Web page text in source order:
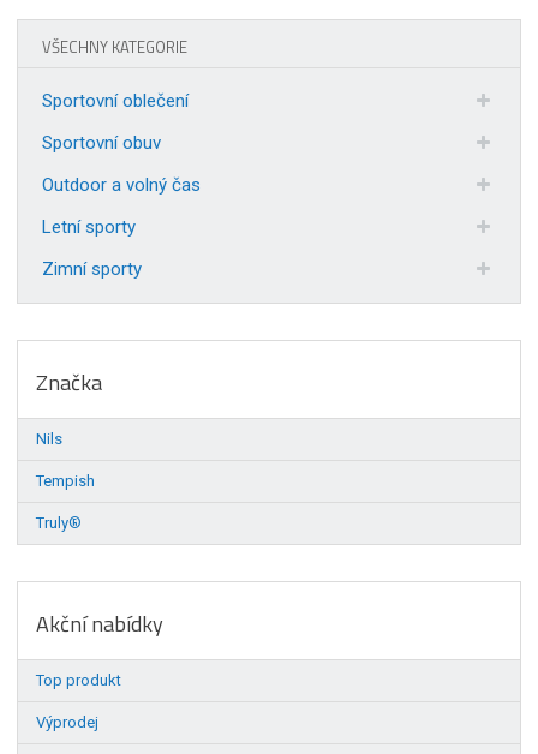
VŠECHNY KATEGORIE
Sportovní oblečení
Sportovní obuv
Outdoor a volný čas
Letní sporty
Zimní sporty
Značka
Nils
Tempish
Truly®
Akční nabídky
Top produkt
Výprodej